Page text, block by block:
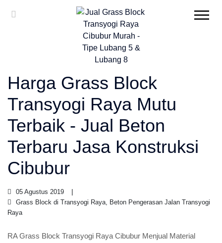
Harga Grass Block
Transyogi Raya Mutu
Terbaik - Jual Beton
Terbaru Jasa Konstruksi
Cibubur
05 Agustus 2019
Grass Block di Transyogi Raya, Beton Pengerasan Jalan Transyogi
Raya
RA Grass Block Transyogi Raya Cibubur Menjual Material